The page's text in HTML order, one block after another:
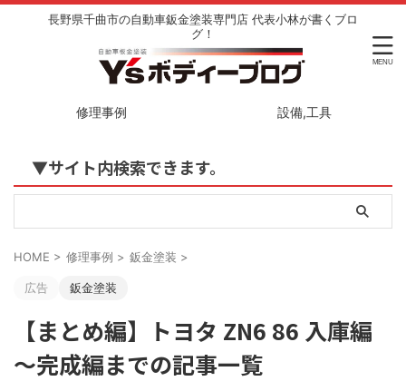
長野県千曲市の自動車鈑金塗装専門店 代表小林が書くブロ
グ！
修理事例 設備,工具
▼サイト内検索できます。
HOME > 修理事例 > 鈑金塗装 >
広告 鈑金塗装
【まとめ編】トヨタ ZN6 86 入庫編
～完成編までの記事一覧